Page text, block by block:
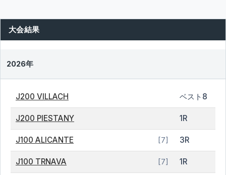
大会結果
2026年
J200 VILLACH ベスト8
J200 PIESTANY 1R
J100 ALICANTE [7] 3R
J100 TRNAVA [7] 1R